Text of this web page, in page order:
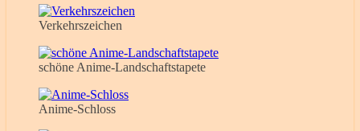
Verkehrszeichen
schöne Anime-Landschaftstapete
Anime-Schloss